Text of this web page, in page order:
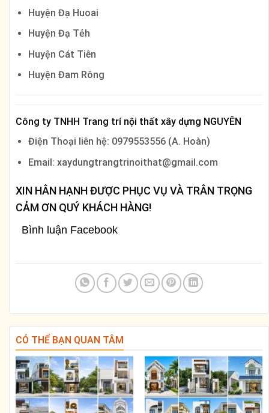
Huyện Đạ Huoai
Huyện Đạ Tẻh
Huyện Cát Tiên
Huyện Đam Rông
Công ty TNHH Trang trí nội thất xây dựng NGUYÊN
Điện Thoại liên hệ: 0979553556 (A. Hoàn)
Email: xaydungtrangtrinoithat@gmail.com
XIN HÂN HẠNH ĐƯỢC PHỤC VỤ VÀ TRÂN TRỌNG
CẢM ƠN QUÝ KHÁCH HÀNG!
Bình luận Facebook
CÓ THỂ BẠN QUAN TÂM